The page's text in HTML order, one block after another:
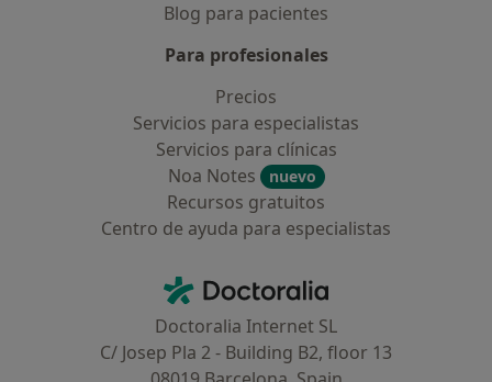
Blog para pacientes
Para profesionales
Precios
Servicios para especialistas
Servicios para clínicas
Noa Notes
nuevo
Recursos gratuitos
Centro de ayuda para especialistas
Doctoralia - Página de inicio
Doctoralia Internet SL
C/ Josep Pla 2 - Building B2, floor 13